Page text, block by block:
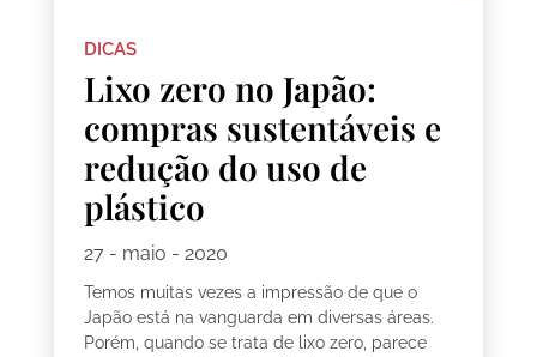
DICAS
Lixo zero no Japão:
compras sustentáveis e
redução do uso de
plástico
27 - maio - 2020
Temos muitas vezes a impressão de que o
Japão está na vanguarda em diversas áreas.
Porém, quando se trata de lixo zero, parece